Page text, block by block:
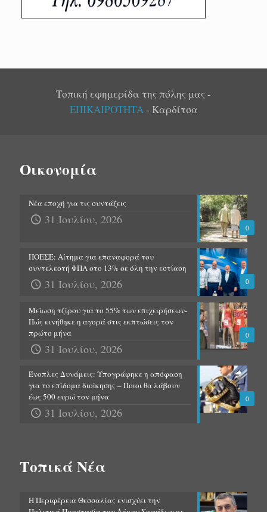
Τοπική εφημερίδα της πόλης μας -
ΕΠΙΚΑΙΡΟΤΗΤΑ- Καρδίτσα
Οικονομία
0
Νέα εποχή για τις συντάξεις
31 Ιουλίου, 2026
0
ΠΟΕΣΕ: Αίτημα για επαναφορά του
συντελεστή ΦΠΑ στο 13% σε όλη την εστίαση
31 Ιουλίου, 2026
0
Μείωση τζίρου για το 55% των επιχειρήσεων-
Πώς κινήθηκε η αγορά στις εκπτώσεις τον
πρώτο μήνα
31 Ιουλίου, 2026
0
Ένοπλες Δυνάμεις: Υπογράφηκε η απόφαση
για το επίδομα διοίκησης – Ποιοι θα λάβουν
έως 500 ευρώ τον μήνα
31 Ιουλίου, 2026
Τοπικά Νέα
Η Περιφέρεια Θεσσαλίας ενισχύει την